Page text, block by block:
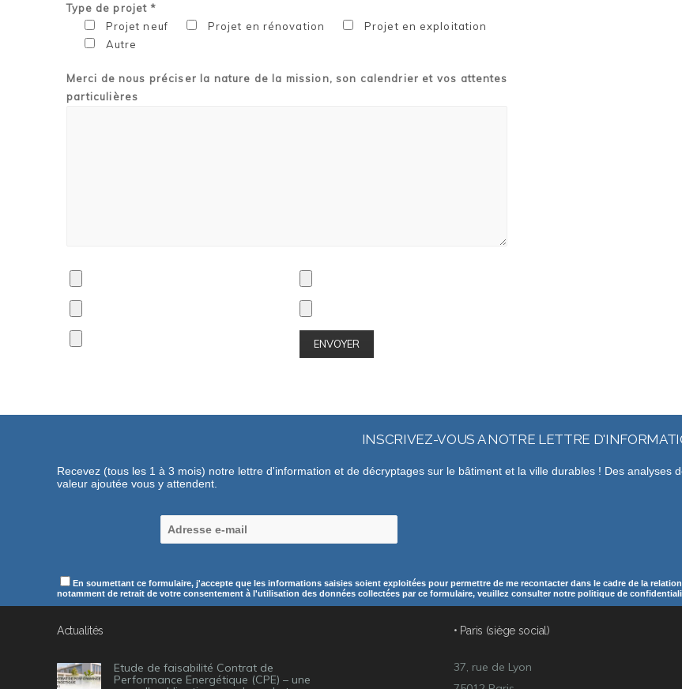
Type de projet *
Projet neuf
Projet en rénovation
Projet en exploitation
Autre
Merci de nous préciser la nature de la mission, son calendrier et vos attentes
particulières
INSCRIVEZ-VOUS A NOTRE LETTRE
Recevez (tous les 1 à 3 mois) notre lettre d'information et de décryptages sur le bâtiment et la ville durables ! Des analyses
valeur ajoutée vous y attendent.
En soumettant ce formulaire, j'accepte que les informations saisies soient exploitées pour permettre de me recontacter dans le cadre de la
notamment de retrait de votre consentement à l'utilisation des données collectées par ce formulaire, veuillez consulter notre politique de
Actualités
Etude de faisabilité Contrat de
Performance Energétique (CPE) – une
• Paris (siège social)
37, rue de Lyon